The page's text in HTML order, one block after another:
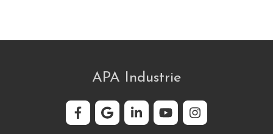
APA Industrie